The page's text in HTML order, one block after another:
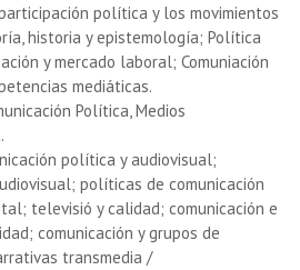
política y los movimientos
historia y epistemología; Política
y mercado laboral; Comuniación
mediáticas.
Política, Medios
política y audiovisual;
políticas de comunicación
televisió y calidad; comunicación e
comunicación y grupos de
transmedia /